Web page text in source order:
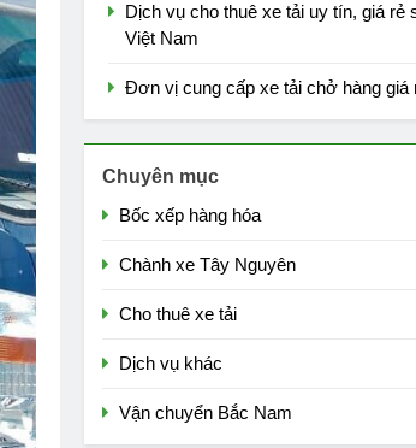
Dịch vụ cho thuê xe tải uy tín, giá rẻ
Việt Nam
Đơn vị cung cấp xe tải chở hàng giá
Chuyên mục
Bốc xếp hàng hóa
Chành xe Tây Nguyên
Cho thuê xe tải
Dịch vụ khác
Vận chuyển Bắc Nam